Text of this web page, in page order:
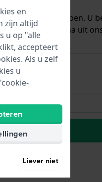
voorraad hebben. U
daarna uit
en
zijn altijd
u op "alle
accepteert
Als u zelf
u
Liever niet